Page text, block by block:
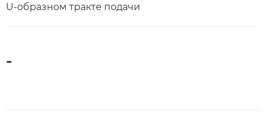
U-образном тракте подачи
-